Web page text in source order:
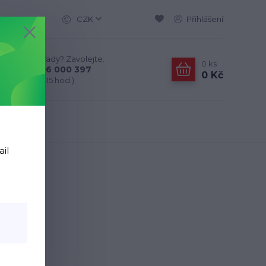
CZK Přihlášení
Nevíte si rady? Zavolejte.
+420 776 000 397
(Po-Pá, 9-15 hod.)
0 ks
0 Kč